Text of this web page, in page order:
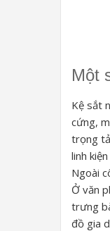
Một
Kệ sắt
cứng,
trọng
linh
Ngoài
Ở văn
trưng
đồ gia